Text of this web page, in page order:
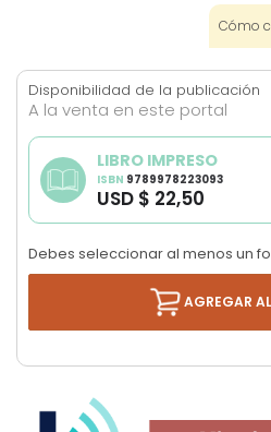
the
images
gallery
Cómo
Disponibilidad de la publicación
A la venta en este portal
LIBRO IMPRESO
ISBN 9789978223093
USD $ 22,50
Debes seleccionar al menos un
AGREGAR